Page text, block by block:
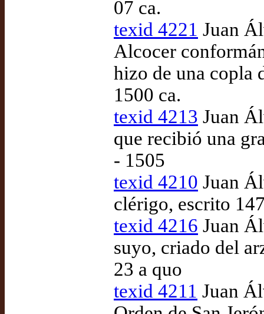
07 ca.
texid 4221 Juan
Alcocer
hizo de una copla
1500 ca.
texid 4213 Juan
que recibió una
- 1505
texid 4210 Juan
clérigo, escrito
texid 4216 Juan
suyo, criado del
23 a quo
texid 4211 Juan